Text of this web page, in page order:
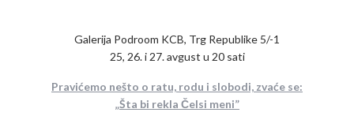
Galerija Podroom KCB, Trg Republike 5/-1
25, 26. i 27. avgust u 20 sati
Pravićemo nešto o ratu, rodu i slobodi, zvaće se:
„Šta bi rekla Čelsi meni”